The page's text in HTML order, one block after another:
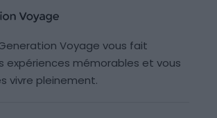
Generation Voyage vous fait
expériences mémorables et vous
vivre pleinement.